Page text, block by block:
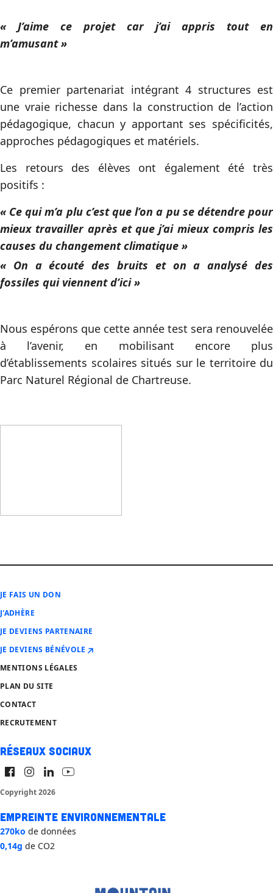
« J’aime ce projet car j’ai appris tout en
m’amusant »
Ce premier partenariat intégrant 4 structures est
une vraie richesse dans la construction de l’action
pédagogique, chacun y apportant ses spécificités,
approches pédagogiques et matériels.
Les retours des élèves ont également été très
positifs :
« Ce qui m’a plu c’est que l’on a pu se détendre pour
mieux travailler après et que j’ai mieux compris les
causes du changement climatique »
« On a écouté des bruits et on a analysé des
fossiles qui viennent d’ici »
Nous espérons que cette année test sera renouvelée
à l’avenir, en mobilisant encore plus
d’établissements scolaires situés sur le territoire du
Parc Naturel Régional de Chartreuse.
JE FAIS UN DON
J'ADHÈRE
JE DEVIENS PARTENAIRE
JE DEVIENS BÉNÉVOLE
MENTIONS LÉGALES
PLAN DU SITE
CONTACT
RECRUTEMENT
Réseaux sociaux
Copyright 2026
Empreinte environnementale
270ko de données
0,14g de CO2